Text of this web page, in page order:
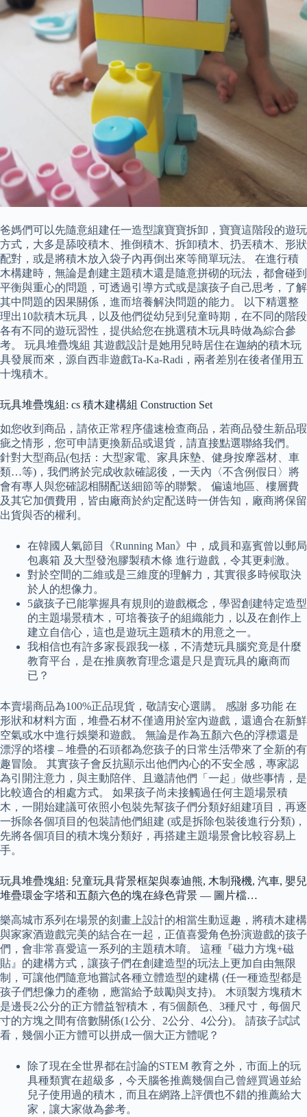
爸媽們可以先隨意組建任一造型讓寶寶拆卸，寶寶這階段的遊玩
方式，大多是舔咬積木、推倒積木、拆卸積木、扔丟積木、形狀
配對，或是將積木放入袋子內再倒出來等簡單玩法。 在進行積
木構建時，無論是創建主題積木還是隨意拼砌的玩法，都會碰到
平衡與重心的問題，可透過引導方式或是讓孩子自己思考，了解
其中問題的因果關係，進而培養解決問題的能力。 以下精選整
理出10款積木玩具，以及他們從幼兒到兒童時期，在不同的階段
各有不同的遊玩習性，提供給您在挑選積木玩具時做為綜合參
考。 玩具堆疊塊組 其遊戲設計是她用兒時居住在迦納的積木玩
具發展而來，源自西非遊戲Ta-Ka-Radi，兩者差別在後者僅用五
十塊積木。
玩具堆疊塊組: cs 積木建構組 Construction Set
如您收到商品，請依正常程序儘速檢查商品，若商品發生新品瑕
疵之情形，您可申請更換新品或退貨，請直接點選聯絡我們。
針對大型商品(包括：大型家電、家具床墊、健身按摩器材、車
類…等)，我們將於完成收款確認後，一天內〈不含例假日〉將
會有專人與您確認相關配送細節等的聯繫。 偏遠地區、樓層費
及其它加價費用，皆由廠商於約定配送時一併告知，廠商將保留
出貨與否的權利。
在韓國人氣節目《Running Man》中，成員和嘉賓曾以郵局
包裹箱 及大型發泡膠製積木條 進行遊戲，令其更剌激。
對於空間的二維或是三維度的理解力，其實很多時候取決
於人的想像力。
5歲孩子已能掌握具有規則的遊戲概念，學習創建特定造型
的主題場景積木，可培養孩子的組織能力，以及在創作上
建立自信心，這也是遊玩主題積木的用意之一。
我相信也有許多家長跟我一樣，不清楚玩具腦究竟是什麼
教育平台，是在推廣教育理念還是只是賣玩具的廠商而
已？
本賣場商品為100%正品現貨，敬請安心選購。 感謝 多功能 在
形狀和材料方面，堆疊石材不僅適用於室內遊戲，還適合在新鮮
空氣或水中進行娛樂和遊戲。 無論是作為五顏六色的浮標還是
漂浮的塔樓 – 堆疊的石頭都為您孩子的日常生活帶來了全新的有
趣冒險。 其實孩子會反抗顯示出他們內心的不安全感，專家認
為引開注意力，與主動陪伴、且邀請他們「一起」做些事情，是
比較適合的相處方式。 如果孩子尚未接觸過任何主題場景積
木，一開始建議可依照小包裝先幫孩子們分類好組建項目，再逐
一拆除各個項目的包裝請他們組建 (或是拆除包裝後進行分類)，
先將各個項目的積木塊分類好，再搭建主題場景會比較容易上
手。
玩具堆疊塊組: 兒童玩具背景框架與泰迪熊, 木制飛機, 汽車, 嬰兒
堆疊環金字塔和五顏六色的塊在綠色背景 — 圖片檔…
樂高城市系列在場景的刻畫上設計的相當生動逗趣，將積木建構
與家家酒遊戲完美的結合在一起，正值喜愛角色扮演遊戲的孩子
們，會非常喜愛這一系列的主題積木唷。 這種『磁力方塊+磁
貼』的建構方式，讓孩子們在創建造型的玩法上更加自由無限
制，可讓他們隨意地嘗試各種立體造型的建構 (任一種造型都是
孩子們想像力的產物，應當給予鼓勵與支持)。 木頭製方塊積木
是邊長2公分的正方體益智積木，有5個顏色、3種尺寸，每個尺
寸的方塊之間有倍數關係(1公分、2公分、4公分)。 請孩子試試
看，幾個小正方體可以拼成一個大正方體呢？
除了現在全世界都在討論的STEM 教育之外，市面上的玩
具種類實在超級多，今天腦爸推薦幾個自己曾經買過並給
兒子使用過的積木，而且在網路上評價也不錯的推薦給大
家，讓大家做為參考。